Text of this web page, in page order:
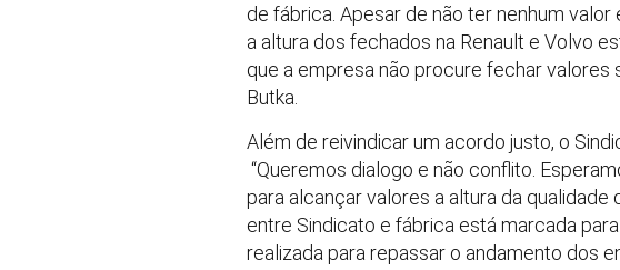
de fábrica. Apesar de não ter nenhum
a altura dos fechados na Renault e Volvo
que a empresa não procure fechar valores
Butka.
Além de reivindicar um acordo justo, o
“Queremos dialogo e não conflito.
para alcançar valores a altura da qualidade
entre Sindicato e fábrica está marcada
realizada para repassar o andamento dos